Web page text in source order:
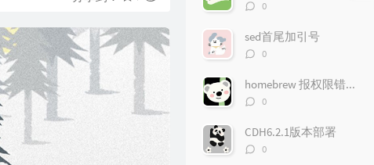
For You To Be Here Tom Rosenthal
情人知己 叶蒨文
当初就不该学php
评
数：
0
sed首尾加引号
评
数：
0
homebrew 报权限错误"Permission denied"问题
评
数：
0
CDH6.2.1版本部署
评
0